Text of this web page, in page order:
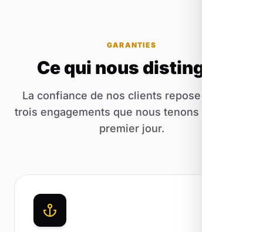
GARANTIES
Ce qui nous distingue
La confiance de nos clients repose sur ces
trois engagements que nous tenons depuis le
premier jour.